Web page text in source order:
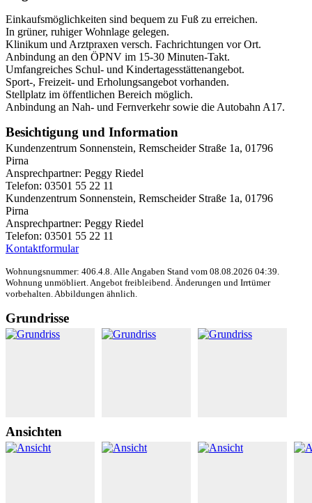
Einkaufsmöglichkeiten sind bequem zu Fuß zu erreichen.
In grüner, ruhiger Wohnlage gelegen.
Klinikum und Arztpraxen versch. Fachrichtungen vor Ort.
Anbindung an den ÖPNV im 15-30 Minuten-Takt.
Umfangreiches Schul- und Kindertagesstättenangebot.
Sport-, Freizeit- und Erholungsangebot vorhanden.
Stellplatz im öffentlichen Bereich möglich.
Anbindung an Nah- und Fernverkehr sowie die Autobahn A17.
Besichtigung und Information
Kundenzentrum Sonnenstein, Remscheider Straße 1a, 01796
Pirna
Ansprechpartner: Peggy Riedel
Telefon: 03501 55 22 11
Kundenzentrum Sonnenstein, Remscheider Straße 1a, 01796
Pirna
Ansprechpartner: Peggy Riedel
Telefon: 03501 55 22 11
Kontaktformular
Wohnungsnummer: 406.4.8. Alle Angaben Stand vom 08.08.2026 04:39.
Wohnung unmöbliert. Angebot freibleibend. Änderungen und Irrtümer
vorbehalten. Abbildungen ähnlich.
Grundrisse
Ansichten